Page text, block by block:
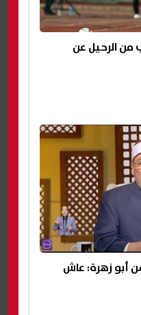
من الرحيل عن
أبو زهرة: عاش